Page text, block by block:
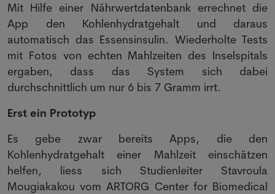
Mit Hilfe einer Nährwertdatenbank errechnet die
App den Kohlenhydratgehalt und daraus
automatisch das Essensinsulin. Wiederholte Tests
mit Fotos von echten Mahlzeiten des Inselspitals
ergaben, dass das System sich dabei
durchschnittlich um nur 6 bis 7 Gramm irrt.
Erst ein Prototyp
Es gebe zwar bereits Apps, die den
Kohlenhydratgehalt einer Mahlzeit einschätzen
helfen, liess sich Studienleiter Stavroula
Mougiakakou vom ARTORG Center for Biomedical